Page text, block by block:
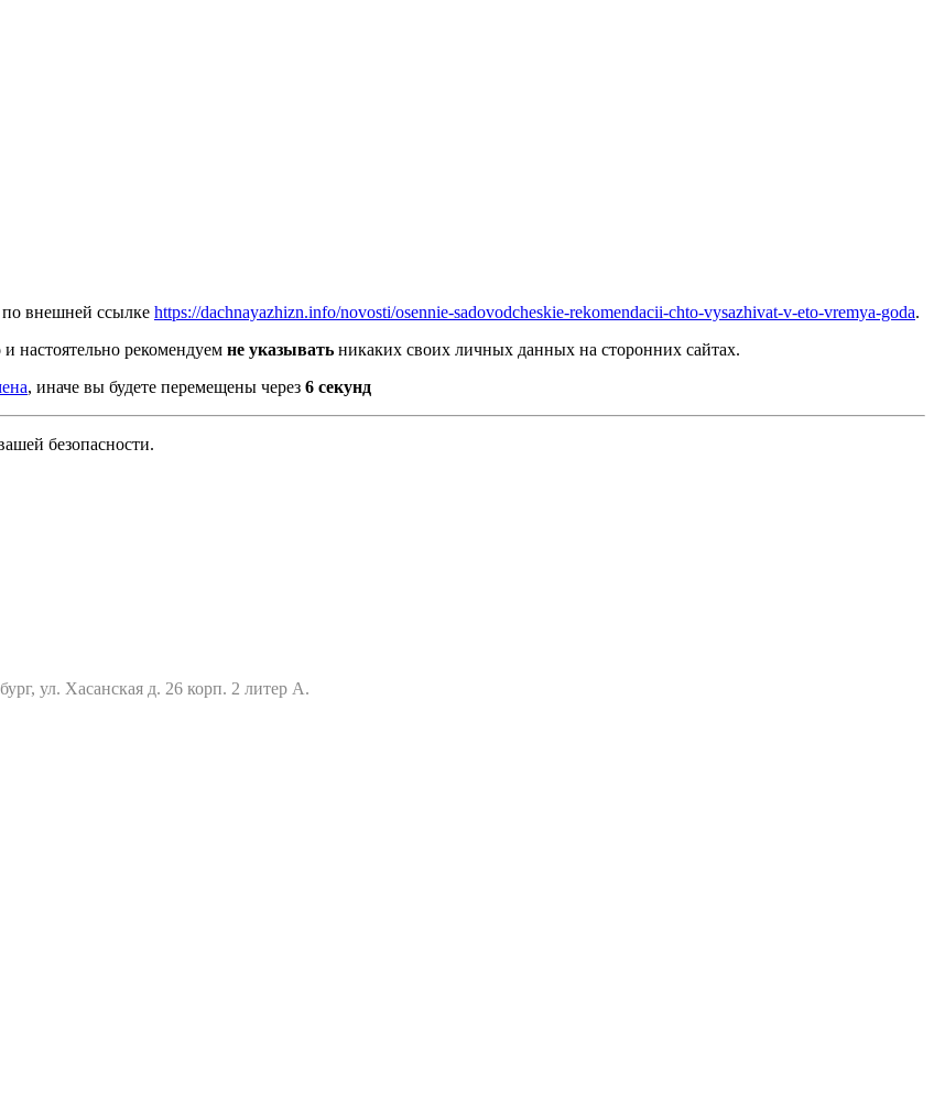
по внешней ссылке https://dachnayazhizn.info/novosti/osennie-sadovodcheskie-rekomendacii-chto-vysazhivat-v-eto-vremya-goda.
и настоятельно рекомендуем не указывать никаких своих личных данных на сторонних сайтах.
, иначе вы будете перемещены через 5 секунд
безопасности.
ул. Хасанская д. 26 корп. 2 литер А.